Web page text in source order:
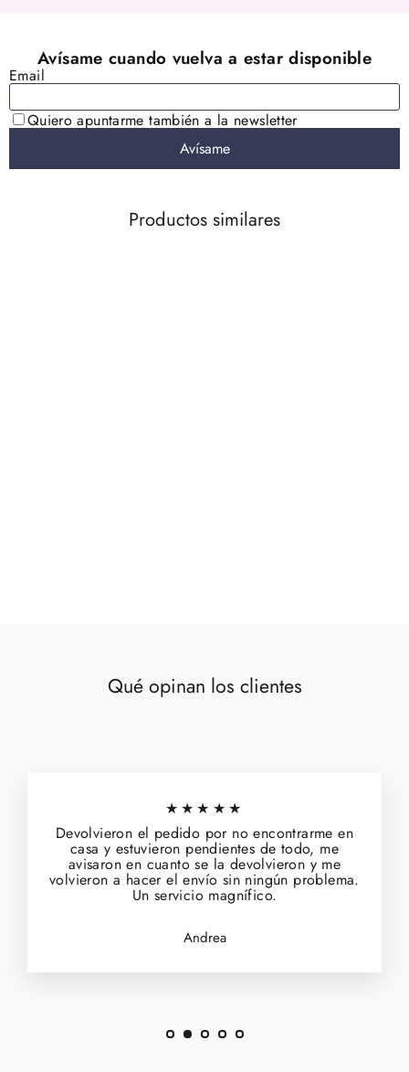
Productos similares
Qué opinan los clientes
★★★★★
Devolvieron el pedido por no encontrarme en
casa y estuvieron pendientes de todo, me
avisaron en cuanto se la devolvieron y me
volvieron a hacer el envío sin ningún problema.
Un servicio magnífico.
Andrea